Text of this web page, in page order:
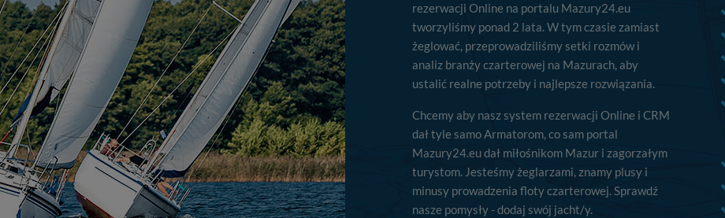
rezerwacji Online na portalu Mazury24.eu
tworzyliśmy ponad 2 lata. W tym czasie zamiast
żeglować, przeprowadziliśmy setki rozmów i
analiz branży czarterowej na Mazurach, aby
ustalić realne potrzeby i najlepsze rozwiązania.
Chcemy aby nasz system rezerwacji Online i CRM
dał tyle samo Armatorom, co sam portal
Mazury24.eu dał miłośnikom Mazur i zagorzałym
turystom. Jesteśmy żeglarzami, znamy plusy i
minusy prowadzenia floty czarterowej. Sprawdź
nasze pomysły - dodaj swój jacht/y.